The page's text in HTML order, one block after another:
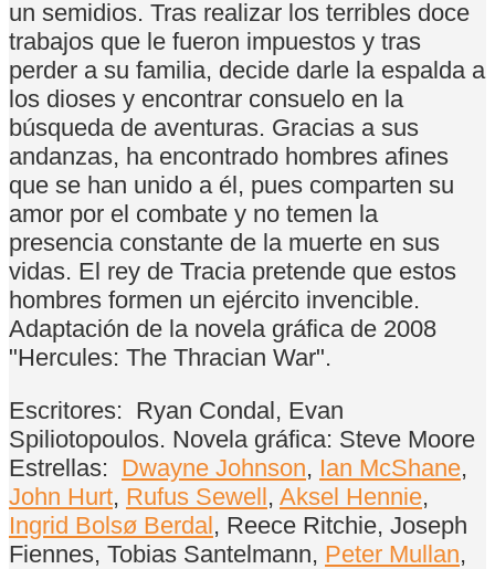
un semidios. Tras realizar los terribles doce
trabajos que le fueron impuestos y tras
perder a su familia, decide darle la espalda a
los dioses y encontrar consuelo en la
búsqueda de aventuras. Gracias a sus
andanzas, ha encontrado hombres afines
que se han unido a él, pues comparten su
amor por el combate y no temen la
presencia constante de la muerte en sus
vidas. El rey de Tracia pretende que estos
hombres formen un ejército invencible.
Adaptación de la novela gráfica de 2008
"Hercules: The Thracian War".
Escritores: Ryan Condal, Evan
Spiliotopoulos. Novela gráfica: Steve Moore
Estrellas: Dwayne Johnson, Ian McShane,
John Hurt, Rufus Sewell , Aksel Hennie,
Ingrid Bolsø Berdal , Reece Ritchie, Joseph
Fiennes, Tobias Santelmann, Peter Mullan,